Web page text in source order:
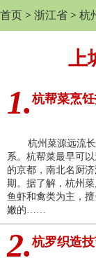
首页 > 浙江省 > 杭
上
1.杭帮菜烹
杭州菜源远流长
系。杭帮菜最早可
的京都，南北名厨
期。据了解，杭州
鱼虾和禽类为主，
嫩的……
2.杭罗织造